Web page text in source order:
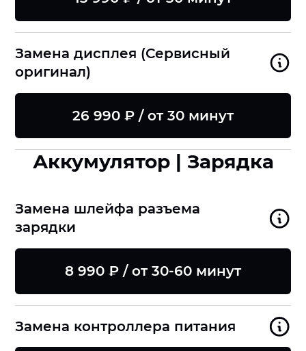
Замена дисплея (Сервисный
оригинал)
26 990 ₽ / от 30 минут
Аккумулятор | Зарядка
Замена шлейфа разъема
зарядки
8 990 ₽ / от 30-60 минут
Замена контроллера питания